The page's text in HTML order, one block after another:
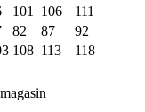
101 106
111
82 87
92
108 113 118